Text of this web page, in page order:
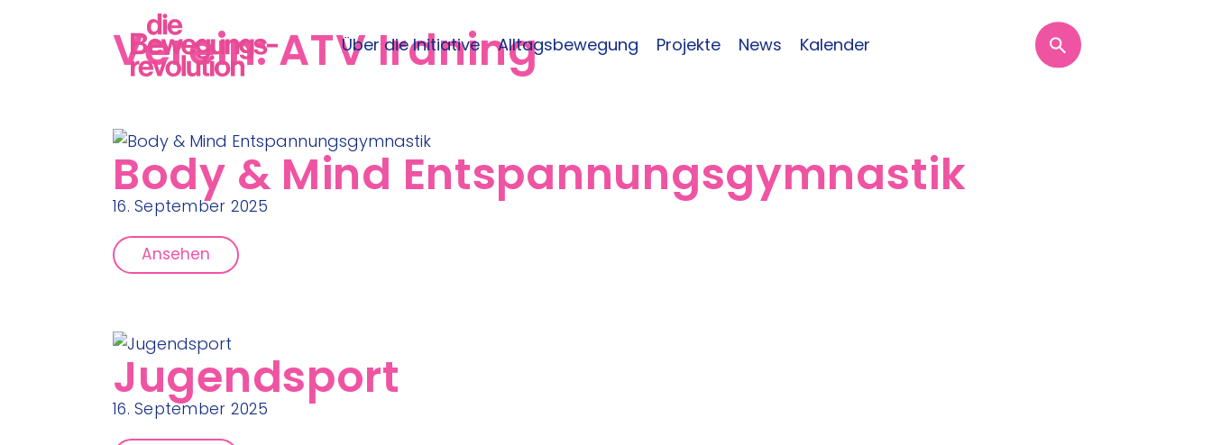
Über die Initiative Alltagsbewegung Projekte News Kalender
Verein:ATV Irdning
Body & Mind Entspannungsgymnastik
16. September 2025
Ansehen
Jugendsport
16. September 2025